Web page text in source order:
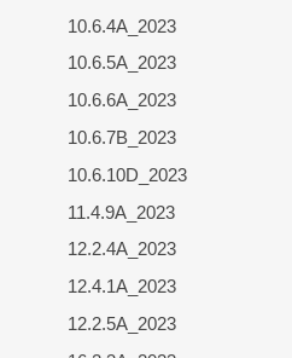
10.6.4A_2023
10.6.5A_2023
10.6.6A_2023
10.6.7B_2023
10.6.10D_2023
11.4.9A_2023
12.2.4A_2023
12.4.1A_2023
12.2.5A_2023